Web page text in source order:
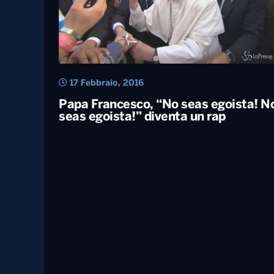
Papa Francesco, “No seas egoista!
seas egoista!” diventa un rap
17 Febbraio, 2016